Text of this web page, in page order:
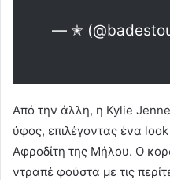
— ✭
Από την άλλη, η Kylie
ύφος, επιλέγοντας ένα
Αφροδίτη της Μήλου. Ο
ντραπέ φούστα με τις